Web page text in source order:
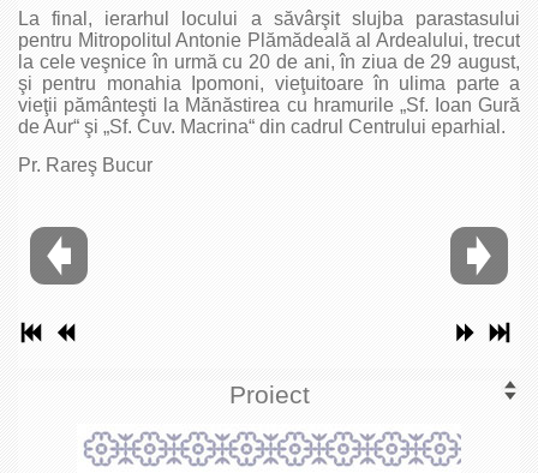
La final, ierarhul locului a săvârşit slujba parastasului
pentru Mitropolitul Antonie Plămădeală al Ardealului, trecut
la cele veşnice în urmă cu 20 de ani, în ziua de 29 august,
şi pentru monahia Ipomoni, vieţuitoare în ulima parte a
vieţii pământeşti la Mănăstirea cu hramurile „Sf. Ioan Gură
de Aur“ şi „Sf. Cuv. Macrina“ din cadrul Centrului eparhial.
Pr. Rareş Bucur
Proiect